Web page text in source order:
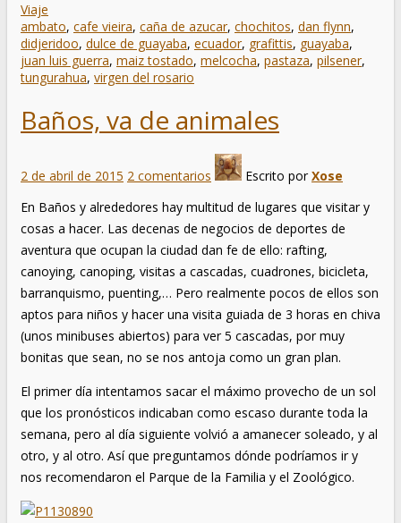
Viaje
ambato, cafe vieira, caña de azucar, chochitos, dan flynn,
didjeridoo, dulce de guayaba, ecuador, grafittis, guayaba,
juan luis guerra, maiz tostado, melcocha, pastaza, pilsener,
tungurahua, virgen del rosario
Baños, va de animales
2 de abril de 2015 2 comentarios Escrito porXose
En Baños y alrededores hay multitud de lugares que visitar y
cosas a hacer. Las decenas de negocios de deportes de
aventura que ocupan la ciudad dan fe de ello: rafting,
canoying, canoping, visitas a cascadas, cuadrones, bicicleta,
barranquismo, puenting,… Pero realmente pocos de ellos son
aptos para niños y hacer una visita guiada de 3 horas en chiva
(unos minibuses abiertos) para ver 5 cascadas, por muy
bonitas que sean, no se nos antoja como un gran plan.
El primer día intentamos sacar el máximo provecho de un sol
que los pronósticos indicaban como escaso durante toda la
semana, pero al día siguiente volvió a amanecer soleado, y al
otro, y al otro. Así que preguntamos dónde podríamos ir y
nos recomendaron el Parque de la Familia y el Zoológico.